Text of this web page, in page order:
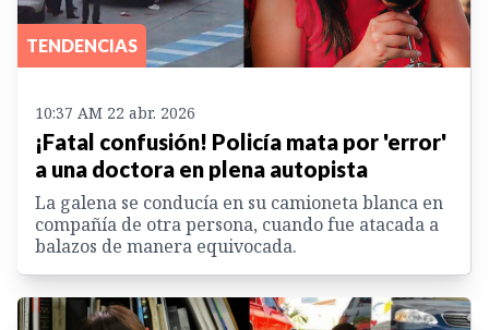
TENDENCIAS
10:37 AM 22 abr. 2026
¡Fatal confusión! Policía mata por 'error'
a una doctora en plena autopista
La galena se conducía en su camioneta blanca en
compañía de otra persona, cuando fue atacada a
balazos de manera equivocada.